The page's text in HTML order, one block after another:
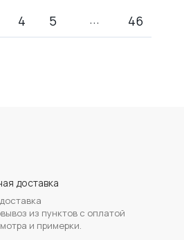
4 5 46
доставка
из пунктов с оплатой
и примерки.